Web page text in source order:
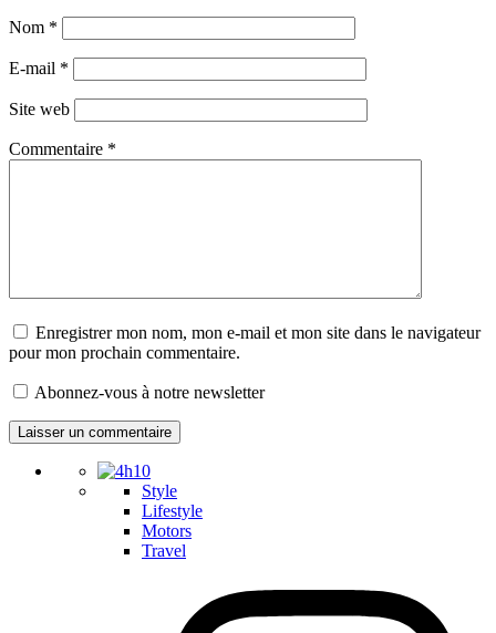
Nom *
E-mail *
Site web
Commentaire *
Enregistrer mon nom, mon e-mail et mon site dans le navigateur
pour mon prochain commentaire.
Abonnez-vous à notre newsletter
Style
Lifestyle
Motors
Travel